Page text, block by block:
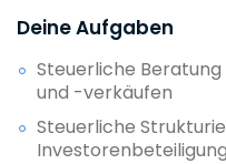
Deine Aufgaben
Steuerliche
und -verkäufen
Steuerliche